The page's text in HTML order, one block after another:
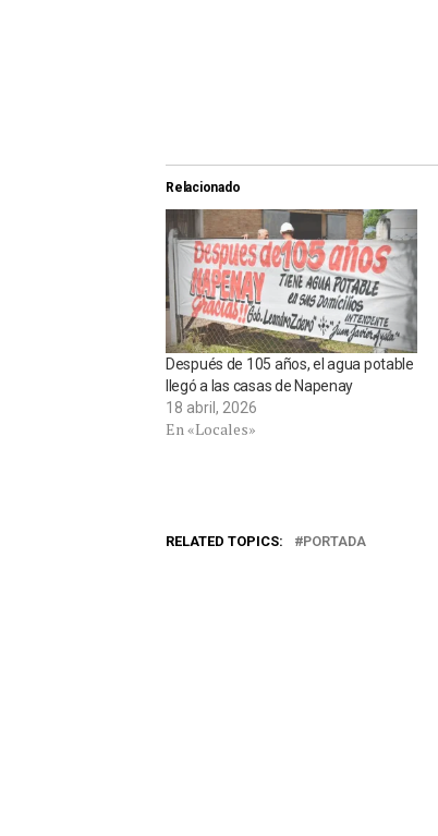
Relacionado
Después de 105 años, el agua potable
llegó a las casas de Napenay
18 abril, 2026
En «Locales»
RELATED TOPICS: PORTADA